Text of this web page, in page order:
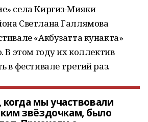
села Киргиз-Мияки
Светлана Галлямова
«Акбузатта кунакта»
В этом году их коллектив
в фестивале третий раз.
мы участвовали
звёздочкам, было